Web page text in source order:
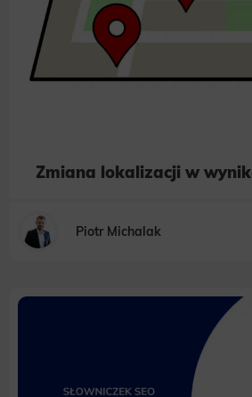
Zmiana lokalizacji w
Piotr Michalak